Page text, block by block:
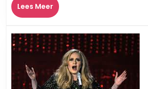
Lees MeerLees
Meer